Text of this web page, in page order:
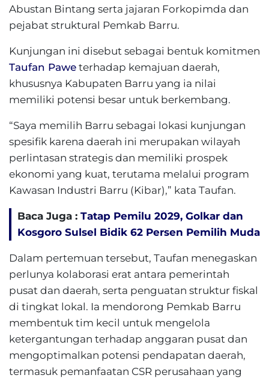
Abustan Bintang serta jajaran Forkopimda dan
pejabat struktural Pemkab Barru.
Kunjungan ini disebut sebagai bentuk komitmen
Taufan Pawe terhadap kemajuan daerah,
khususnya Kabupaten Barru yang ia nilai
memiliki potensi besar untuk berkembang.
“Saya memilih Barru sebagai lokasi kunjungan
spesifik karena daerah ini merupakan wilayah
perlintasan strategis dan memiliki prospek
ekonomi yang kuat, terutama melalui program
Kawasan Industri Barru (Kibar),” kata Taufan.
Baca Juga : Tatap Pemilu 2029, Golkar dan
Kosgoro Sulsel Bidik 62 Persen Pemilih Muda
Dalam pertemuan tersebut, Taufan menegaskan
perlunya kolaborasi erat antara pemerintah
pusat dan daerah, serta penguatan struktur fiskal
di tingkat lokal. Ia mendorong Pemkab Barru
membentuk tim kecil untuk mengelola
ketergantungan terhadap anggaran pusat dan
mengoptimalkan potensi pendapatan daerah,
termasuk pemanfaatan CSR perusahaan yang